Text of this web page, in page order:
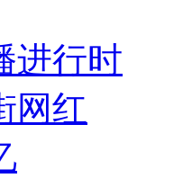
进行时
网红